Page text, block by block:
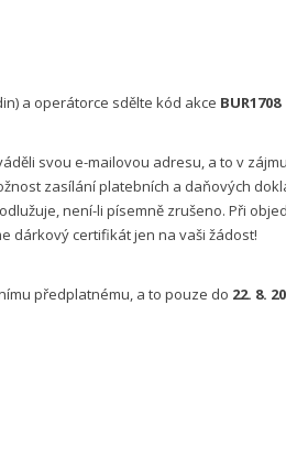
a operátorce sdělte kód akce BUR1708
svou e-mailovou adresu, a to v
zasílání platebních a daňových
není-li písemně zrušeno. Při
dárkový certifikát jen na vaši žádost!
předplatnému, a to pouze do 22. 8.